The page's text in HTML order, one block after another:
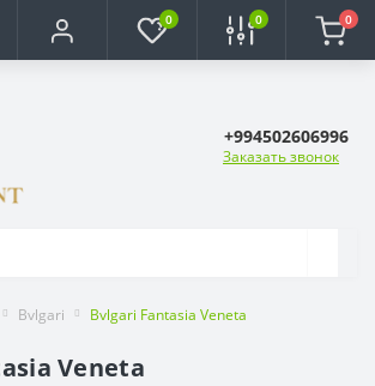
0 0 0
+994502606996
Заказать звонок
Bvlgari Bvlgari Fantasia Veneta
Veneta